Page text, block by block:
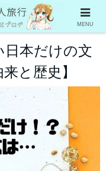
日本だけの文
と歴史】
MENU